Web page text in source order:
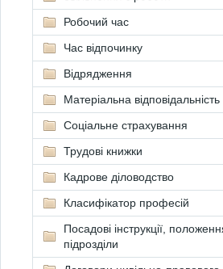
Робочий час
Час відпочинку
Відрядження
Матеріальна відповідальність
Соціальне страхування
Трудові книжки
Кадрове діловодство
Класифікатор професій
Посадові інструкції,
підрозділи